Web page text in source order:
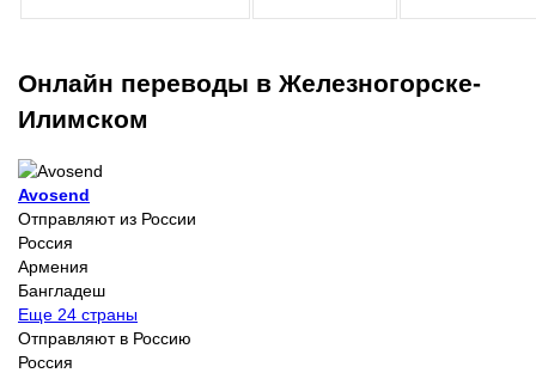
Онлайн переводы в Железногорске-
Илимском
Avosend
Отправляют из России
Россия
Армения
Бангладеш
Еще 24 страны
Отправляют в Россию
Россия